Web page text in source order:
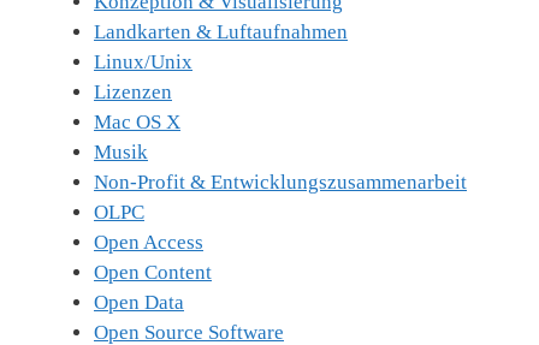
Landkarten & Luftaufnahmen
Linux/Unix
Lizenzen
Mac OS X
Musik
Non-Profit & Entwicklungszusammenarbeit
OLPC
Open Access
Open Content
Open Data
Open Source Software